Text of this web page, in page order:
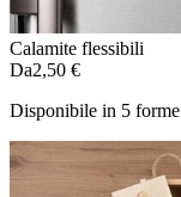
Calamite flessibili
Da2,50 €
Disponibile in 5 forme